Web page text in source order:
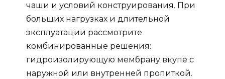
чаши и условий конструирования. При
больших нагрузках и длительной
эксплуатации рассмотрите
комбинированные решения:
гидроизолирующую мембрану вкупе с
наружной или внутренней пропиткой.